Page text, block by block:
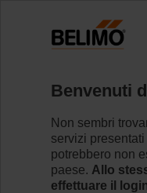
"https://
Home Valvole di
H6020X4-S2/
Benvenuti
Non sembri
servizi
potrebbero non
paese. Allo
effettuare il